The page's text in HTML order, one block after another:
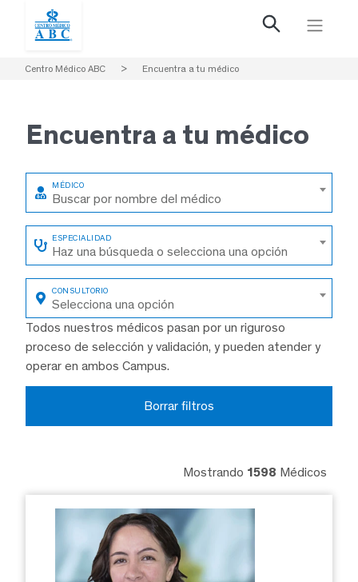
Centro Médico ABC > Encuentra a tu médico
Encuentra a tu médico
Buscar por nombre del médico
Haz una búsqueda o selecciona una opción
Selecciona una opción
Todos nuestros médicos pasan por un riguroso
proceso de selección y validación, y pueden atender y
operar en ambos Campus.
Borrar filtros
Mostrando 1598 Médicos